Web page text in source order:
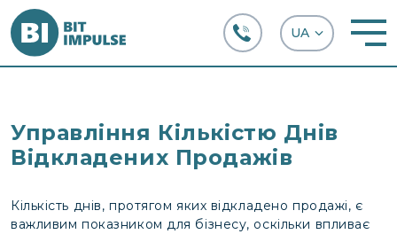
Управління Кількістю Днів
Відкладених Продажів
Кількість днів, протягом яких відкладено продажі, є
важливим показником для бізнесу, оскільки впливає